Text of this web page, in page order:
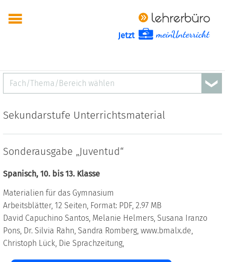
Jetzt
Fach/Thema/Bereich wählen
Sekundarstufe Unterrichtsmaterial
Sonderausgabe „Juventud“
Spanisch, 10. bis 13. Klasse
Materialien für das Gymnasium
Arbeitsblätter, 12 Seiten, Format: PDF, 2.97 MB
David Capuchino Santos, Melanie Helmers, Susana Iranzo
Pons, Dr. Silvia Rahn, Sandra Romberg, www.bmalx.de,
Christoph Lück, Die Sprachzeitung,